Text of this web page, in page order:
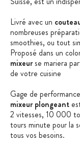
Livré avec un
nombreuses
smoothies, ou tout
Proposé dans un
mixeurse mariera
de votre cuisine
Gage de
mixeur plongeant
2 vitesses, 10 000
tours minute pour la
tous vos besoins.